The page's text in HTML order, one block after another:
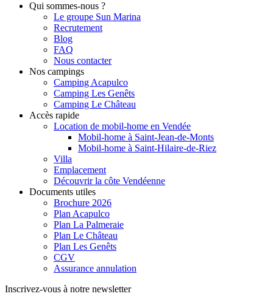
Qui sommes-nous ?
Le groupe Sun Marina
Recrutement
Blog
FAQ
Nous contacter
Nos campings
Camping Acapulco
Camping Les Genêts
Camping Le Château
Accès rapide
Location de mobil-home en Vendée
Mobil-home à Saint-Jean-de-Monts
Mobil-home à Saint-Hilaire-de-Riez
Villa
Emplacement
Découvrir la côte Vendéenne
Documents utiles
Brochure 2026
Plan Acapulco
Plan La Palmeraie
Plan Le Château
Plan Les Genêts
CGV
Assurance annulation
Inscrivez-vous à notre newsletter